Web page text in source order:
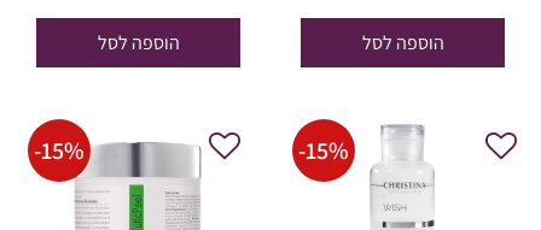
₪696.00.
הוספה לסל
₪129.00.
הוספה לסל
-15%
-15%